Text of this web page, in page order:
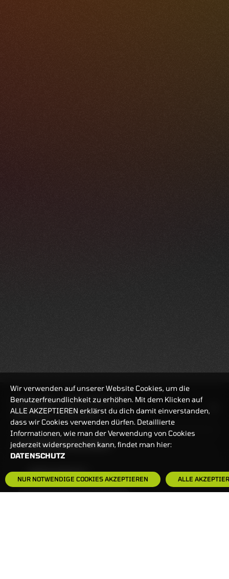
BANKEINSTELLUNGEN
HÄUFIG GESUCHT:
HANDELSZEIT
MO-FR: 7:30-23 UHR
ZERTIFIKATE
8:00-22 UHR
Wir verwenden auf unserer Website Cookies, um die
Benutzerfreundlichkeit zu erhöhen. Mit dem Klicken auf
ALLE AKZEPTIEREN erklärst du dich damit einverstanden,
dass wir Cookies verwenden dürfen. Detaillierte
Informationen, wie man der Verwendung von Cookies
jederzeit widersprechen kann, findet man hier:
DATENSCHUTZ
NUR NOTWENDIGE COOKIES AKZEPTIEREN ALLE